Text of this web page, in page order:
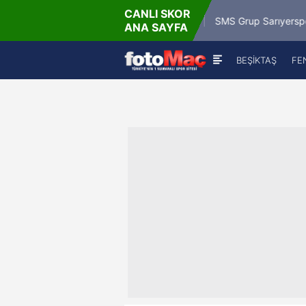
CANLI SKOR
ANA SAYFA
SMS Grup Sarıyerspor
9.8.2026 -
19:00
BEŞİKTAŞ